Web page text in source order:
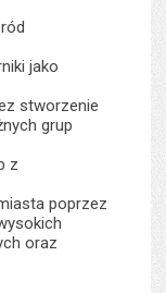
jako
stworzenie
grup
z
poprzez
oraz